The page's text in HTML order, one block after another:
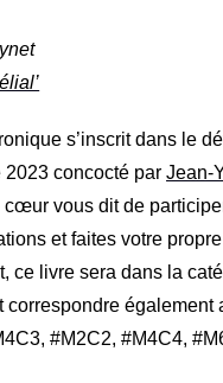
s’inscrit dans le
2023 concocté parJean-
cœur vous dit de
et faites votre
ce livre sera dans la
correspondre également
4C3, #M2C2, #M4C4,